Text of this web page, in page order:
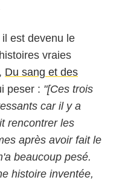
est devenu le
vraies
, Du sang et des
peser : "[Ces trois
car il y a
rencontrer les
après avoir fait le
beaucoup pesé.
histoire inventée,